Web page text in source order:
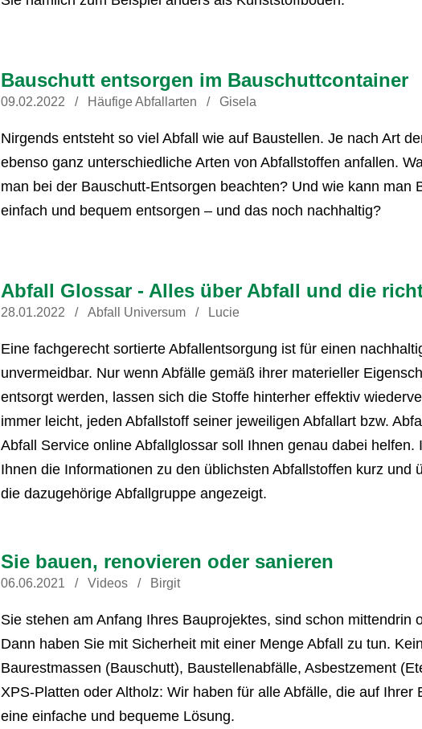
Bauschutt entsorgen im Bauschuttcontainer
09.02.2022 Häufige Abfallarten Gisela
Nirgends entsteht so viel Abfall wie auf Baustellen. Je nach Art
ebenso ganz unterschiedliche Arten von Abfallstoffen anfallen.
man bei der Bauschutt-Entsorgen beachten? Und wie kann man
einfach und bequem entsorgen – und das noch nachhaltig?
Abfall Glossar - Alles über Abfall und die
28.01.2022 Abfall Universum Lucie
Eine fachgerecht sortierte Abfallentsorgung ist für einen
unvermeidbar. Nur wenn Abfälle gemäß ihrer materieller
entsorgt werden, lassen sich die Stoffe hinterher effektiv
immer leicht, jeden Abfallstoff seiner jeweiligen Abfallart bzw.
Abfall Service online Abfallglossar soll Ihnen genau dabei helfen.
Ihnen die Informationen zu den üblichsten Abfallstoffen kurz und
die dazugehörige Abfallgruppe angezeigt.
Sie bauen, renovieren oder sanieren
06.06.2021 Videos Birgit
Sie stehen am Anfang Ihres Bauprojektes, sind schon mittendrin
Dann haben Sie mit Sicherheit mit einer Menge Abfall zu tun.
Baurestmassen (Bauschutt), Baustellenabfälle, Asbestzement
XPS-Platten oder Altholz: Wir haben für alle Abfälle, die auf Ihrer
eine einfache und bequeme Lösung.